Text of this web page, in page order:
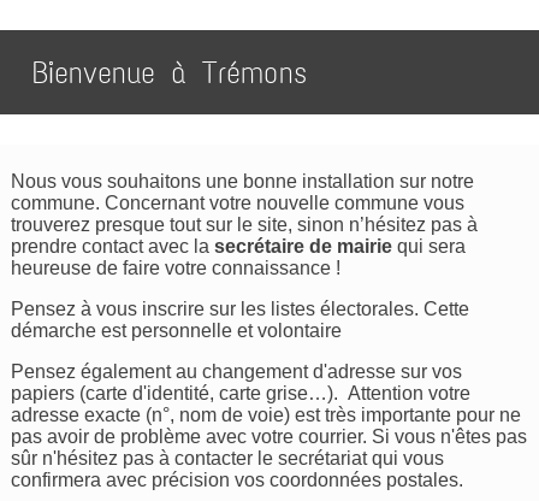
Bienvenue à Trémons
Nous vous souhaitons une bonne installation sur notre
commune. Concernant votre nouvelle commune vous
trouverez presque tout sur le site, sinon n’hésitez pas à
prendre contact avec lasecrétaire de mairiequi sera
heureuse de faire votre connaissance !
Pensez à vous inscrire sur les listes électorales. Cette
démarche est personnelle et volontaire
Pensez également au changement d'adresse sur vos
papiers (carte d'identité, carte grise…). Attention votre
adresse exacte (n°, nom de voie) est très importante pour ne
pas avoir de problème avec votre courrier. Si vous n'êtes pas
sûr n'hésitez pas à contacter le secrétariat qui vous
confirmera avec précision vos coordonnées postales.